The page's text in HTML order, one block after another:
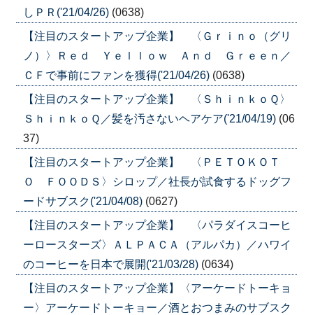
しＰＲ('21/04/26) (0638)
【注目のスタートアップ企業】 〈Ｇｒｉｎｏ（グリ
ノ）〉Ｒｅｄ Ｙｅｌｌｏｗ Ａｎｄ Ｇｒｅｅｎ／
ＣＦで事前にファンを獲得('21/04/26) (0638)
【注目のスタートアップ企業】 〈ＳｈｉｎｋｏＱ〉
ＳｈｉｎｋｏＱ／髪を汚さないヘアケア('21/04/19) (06
37)
【注目のスタートアップ企業】 〈ＰＥＴＯＫＯＴ
Ｏ ＦＯＯＤＳ〉シロップ／社長が試食するドッグフ
ードサブスク('21/04/08) (0627)
【注目のスタートアップ企業】 〈パラダイスコーヒ
ーロースターズ〉ＡＬＰＡＣＡ（アルパカ）／ハワイ
のコーヒーを日本で展開('21/03/28) (0634)
【注目のスタートアップ企業】〈アーケードトーキョ
ー〉アーケードトーキョー／酒とおつまみのサブスク